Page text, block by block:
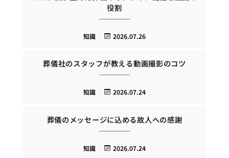
役割
2026.07.26
知識
葬儀社のスタッフが教える動画撮影のコツ
2026.07.24
知識
葬儀のメッセージに込める故人への感謝
2026.07.24
知識